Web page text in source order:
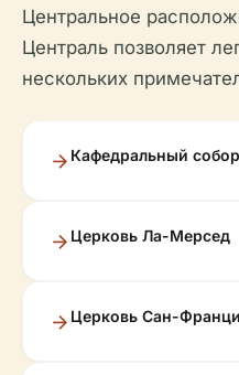
Центральное
Централь позволяет
нескольких
Кафедральный
Церковь Ла-Мерсед
Церковь Сан-